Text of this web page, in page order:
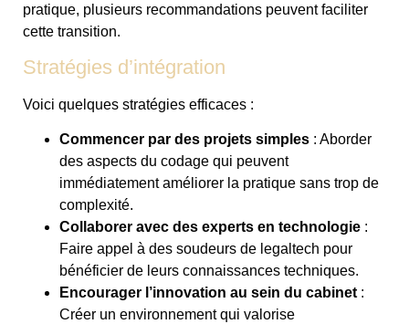
pratique, plusieurs recommandations peuvent faciliter
cette transition.
Stratégies d’intégration
Voici quelques stratégies efficaces :
Commencer par des projets simples : Aborder
des aspects du codage qui peuvent
immédiatement améliorer la pratique sans trop de
complexité.
Collaborer avec des experts en technologie :
Faire appel à des soudeurs de legaltech pour
bénéficier de leurs connaissances techniques.
Encourager l’innovation au sein du cabinet:
Créer un environnement qui valorise